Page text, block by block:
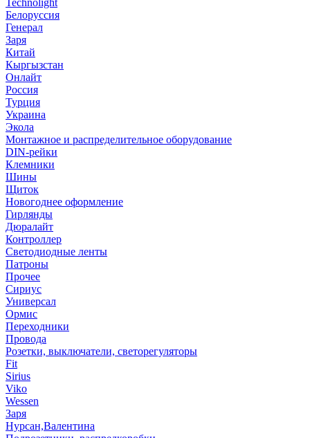
Technolight
Белоруссия
Генерал
Заря
Китай
Кыргызстан
Онлайт
Россия
Турция
Украина
Экола
Монтажное и распределительное оборудование
DIN-рейки
Клемники
Шины
Щиток
Новогоднее оформление
Гирлянды
Дюралайт
Контроллер
Светодиодные ленты
Патроны
Прочее
Сириус
Универсал
Ормис
Переходники
Провода
Розетки, выключатели, светорегуляторы
Fit
Sirius
Viko
Wessen
Заря
Нурсан,Валентина